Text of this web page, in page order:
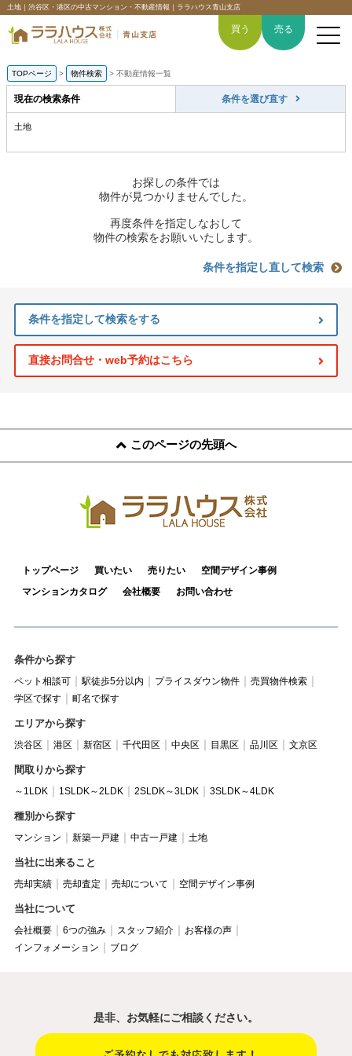
土地｜渋谷区・港区の中古マンション・不動産情報｜ララハウス青山支店
スタッフ紹介
来店予約
買う 売る
TOPページ > 物件検索 > 不動産情報一覧
現在の検索条件 条件を選び直す
土地
お探しの条件では
物件が見つかりませんでした。
再度条件を指定しなおして
物件の検索をお願いいたします。
条件を指定し直して検索
条件を指定して検索をする
直接お問合せ・web予約はこちら
このページの先頭へ
トップページ 買いたい 売りたい
空間デザイン事例
マンションカタログ
会社概要 お問い合わせ
条件から探す
ペット相談可 駅徒歩5分以内 プライスダウン物件
売買物件検索
学区で探す
町名で探す
エリアから探す
渋谷区 港区 新宿区 千代田区 中央区 目黒区 品川区 文京区
間取りから探す
～1LDK 1SLDK～2LDK 2SLDK～3LDK 3SLDK～4LDK
種別から探す
マンション 新築一戸建 中古一戸建 土地
当社に出来ること
売却実績 売却査定 売却について 空間デザイン事例
当社について
会社概要 6つの強み スタッフ紹介
お客様の声
インフォメーション
ブログ
是非、お気軽にご相談ください。